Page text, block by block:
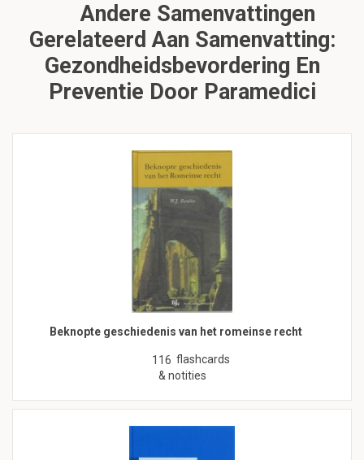
Andere Samenvattingen
Gerelateerd Aan Samenvatting:
Gezondheidsbevordering En
Preventie Door Paramedici
Beknopte geschiedenis van het romeinse recht
116 flashcards
& notities